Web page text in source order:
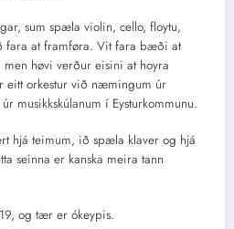
sum spæla violin, cello, floytu,
fara at framføra. Vit fara bæði at
høvi verður eisini at hoyra
eitt orkestur við næmingum úr
musikkskúlanum í Eysturkommunu.
hjá teimum, ið spæla klaver og hjá
seinna er kanska meira tann
og tær er ókeypis.